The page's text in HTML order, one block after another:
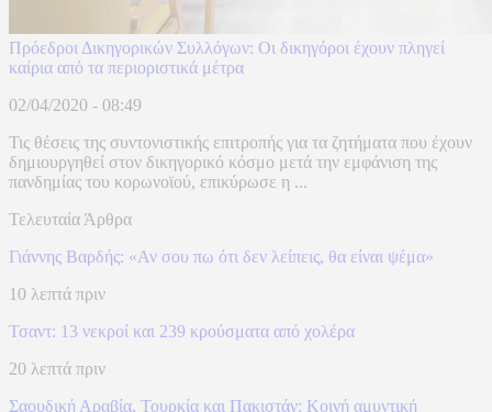
Πρόεδροι Δικηγορικών Συλλόγων: Οι δικηγόροι έχουν πληγεί
καίρια από τα περιοριστικά μέτρα
02/04/2020 - 08:49
Τις θέσεις της συντονιστικής επιτροπής για τα ζητήματα που έχουν
δημιουργηθεί στον δικηγορικό κόσμο μετά την εμφάνιση της
πανδημίας του κορωνοϊού, επικύρωσε η ...
Τελευταία Άρθρα
Γιάννης Βαρδής: «Αν σου πω ότι δεν λείπεις, θα είναι ψέμα»
10 λεπτά πριν
Τσαντ: 13 νεκροί και 239 κρούσματα από χολέρα
20 λεπτά πριν
Σαουδική Αραβία, Τουρκία και Πακιστάν: Kοινή αμυντική